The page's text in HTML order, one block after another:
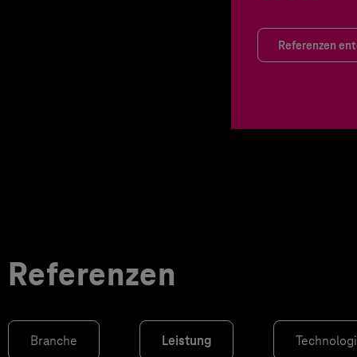
Referenzen
Referenzen
Branche Leistung